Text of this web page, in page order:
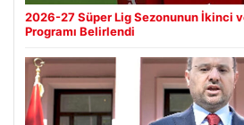
2026-27 Süper Lig Sezonunun İkinci
Programı Belirlendi